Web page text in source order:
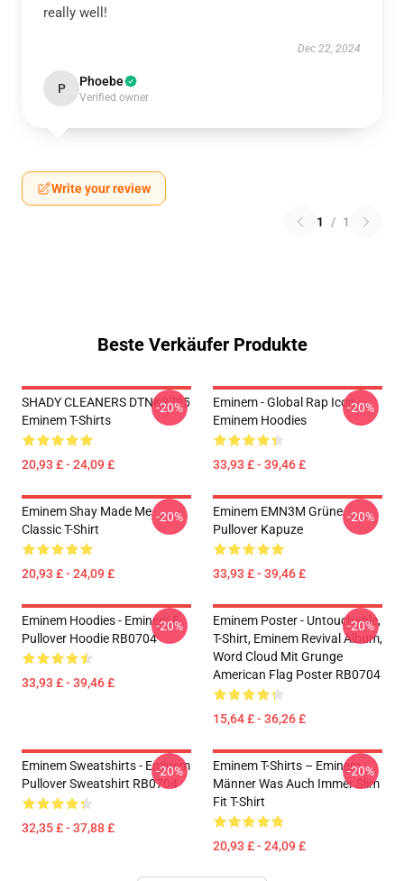
really well!
Dec 22, 2024
P Phoebe
Verified owner
Write your review
1 / 1
Beste Verkäufer Produkte
SHADY CLEANERS DTNK2705
Eminem T-Shirts
20,93 £ - 24,09 £
-20%
Eminem - Global Rap Icon
Eminem Hoodies
33,93 £ - 39,46 £
-20%
Eminem Shay Made Me
Classic T-Shirt
20,93 £ - 24,09 £
-20%
Eminem EMN3M Grüne
Pullover Kapuze
33,93 £ - 39,46 £
-20%
Eminem Hoodies - Eminem E
Pullover Hoodie RB0704
33,93 £ - 39,46 £
-20%
Eminem Poster - Untouchable,
T-Shirt, Eminem Revival Album,
Word Cloud Mit Grunge
American Flag Poster RB0704
15,64 £ - 36,26 £
-20%
Eminem Sweatshirts - Eminem
Pullover Sweatshirt RB0704
32,35 £ - 37,88 £
-20%
Eminem T-Shirts – Eminem
Männer Was Auch Immer Slim
Fit T-Shirt
20,93 £ - 24,09 £
-20%